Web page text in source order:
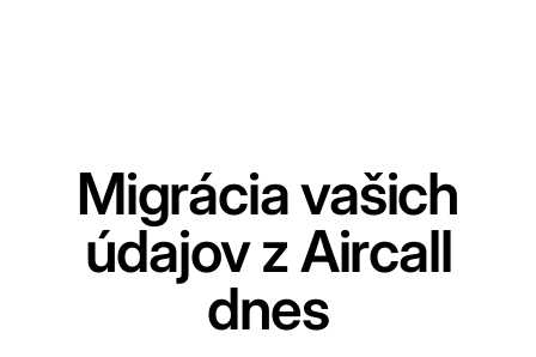
Migrácia vašich
údajov z Aircall
dnes